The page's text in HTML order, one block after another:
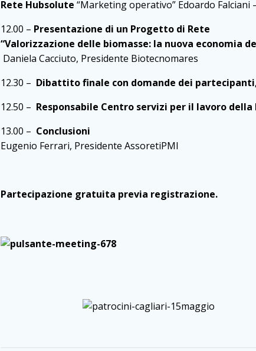
Rete Hubsolute “Marketing operativo” Edoardo Falciani
12.00 – Presentazione di un Progetto di Rete
“Valorizzazione delle biomasse: la nuova economia
Daniela Cacciuto, Presidente Biotecnomares
12.30 – Dibattito finale con domande dei
12.50 – Responsabile Centro servizi per il lavoro
13.00 – Conclusioni
Eugenio Ferrari, Presidente AssoretiPMI
Partecipazione gratuita previa registrazione.